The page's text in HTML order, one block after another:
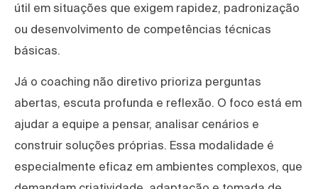
útil em situações que exigem rapidez, padronização
ou desenvolvimento de competências técnicas
básicas.
Já o coaching não diretivo prioriza perguntas
abertas, escuta profunda e reflexão. O foco está em
ajudar a equipe a pensar, analisar cenários e
construir soluções próprias. Essa modalidade é
especialmente eficaz em ambientes complexos, que